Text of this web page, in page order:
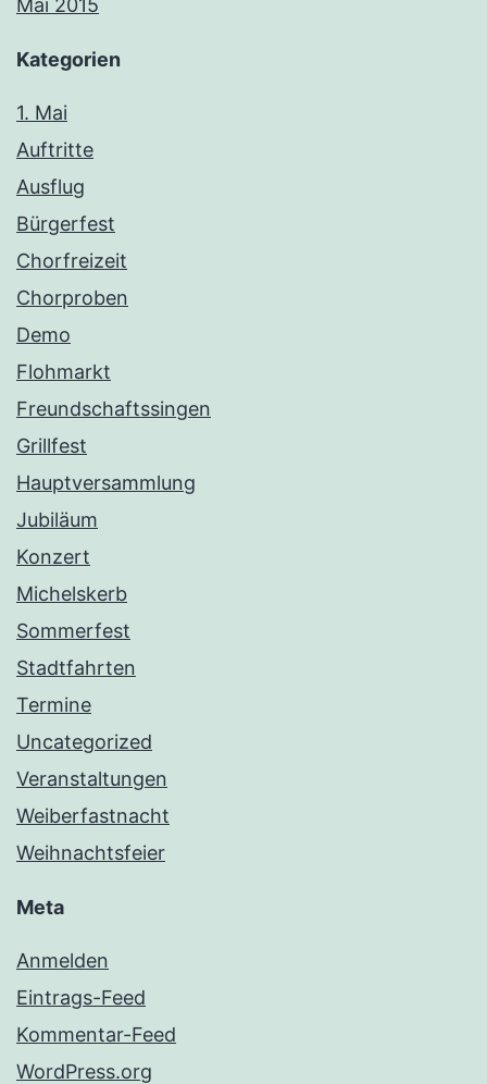
Mai 2015
Kategorien
1. Mai
Auftritte
Ausflug
Bürgerfest
Chorfreizeit
Chorproben
Demo
Flohmarkt
Freundschaftssingen
Grillfest
Hauptversammlung
Jubiläum
Konzert
Michelskerb
Sommerfest
Stadtfahrten
Termine
Uncategorized
Veranstaltungen
Weiberfastnacht
Weihnachtsfeier
Meta
Anmelden
Eintrags-Feed
Kommentar-Feed
WordPress.org